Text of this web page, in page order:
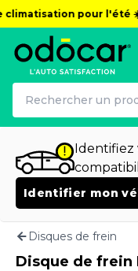
pour l'été ☀️
Identifiez
Identifier mon
Disques de frein
Disque de frein